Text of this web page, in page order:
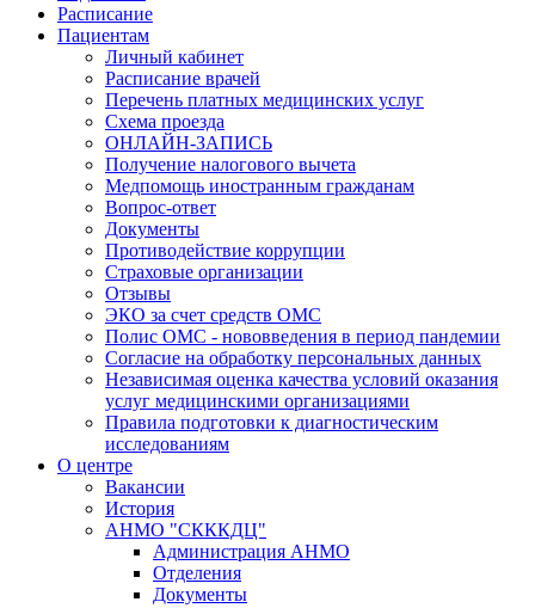
Расписание
Пациентам
Личный кабинет
Расписание врачей
Перечень платных медицинских услуг
Схема проезда
ОНЛАЙН-ЗАПИСЬ
Получение налогового вычета
Медпомощь иностранным гражданам
Вопрос-ответ
Документы
Противодействие коррупции
Страховые организации
Отзывы
ЭКО за счет средств ОМС
Полис ОМС - нововведения в период пандемии
Согласие на обработку персональных данных
Независимая оценка качества условий оказания
услуг медицинскими организациями
Правила подготовки к диагностическим
исследованиям
О центре
Вакансии
История
АНМО "СКККДЦ"
Администрация АНМО
Отделения
Документы